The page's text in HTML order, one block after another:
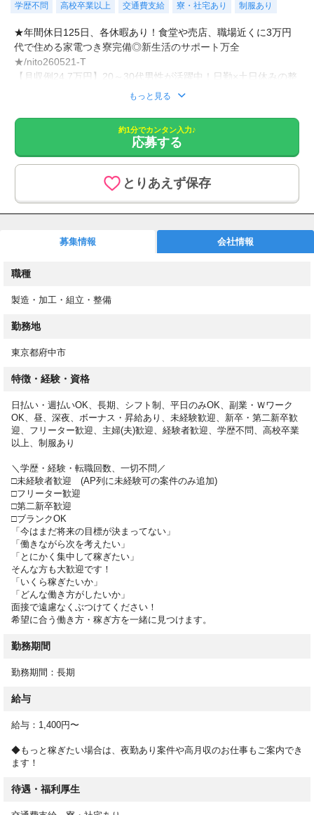
学歴不問
高校卒業以上 交通費支給 寮・社宅あり 制服あり
★年間休日125日、各休暇あり！食堂や売店、職場近くに3万円
代で住める家電つき寮完備◎新生活のサポート万全
★/nito260521-T
【月収例24.7万円】20～30代男性が活躍中！日勤×土日休みの整
った生活リズム★自分時間も充実しやすい環境♪＜産業機器製造
╭━━━━━━━━━━━━━━╮
こんな事考えた事ありませんか？
╰━━━━━ｖ━━━━━━━━╯
□ とにかく効率よく稼ぎたい
□ 毎日の生活費や家賃を抑えたい
□ バイトを辞めて、収入をUPしたい
□ 夢とか将来は、まだ探してる途中！
んだ…そんな時に、家具・家電付き社員寮アリって広告見て、速
攻申し込みました(笑) 以前より家賃が低いから貯金もできるし、
< ノルマなし！超シンプルWORK >
研修でイチから教えるので
未経験でも全く問題ありません。
複雑な人間関係やノルマはナシ。
ーーーーーーーーーーーーーーーーーーーーーーーーーーーー
★★★産業機器製造、組立補助及び付随する業務★★★
公共施設や工場などで使用される高圧盤の製造業務を担当してい
ただきます！
〈主なお仕事〉
部品の組付けや配線の接続、工具を使用した組立作業など
作業は手順に沿って進めていくため、「高圧盤」と聞くと専門的
なイメージがありますが、
実際には一つひとつの工程を覚えていけば対応できる内容です。
使用するのは、ドライバーやスパナなどの身近な工具が中心。
メインとなります。
インフラを支える設備づくりに携わるやりがいがあり、製造経験
が浅い方や未経験の方でも、
ーーーーーーーーーーーーーーーーーーーーーーーーーーーー
まずは目の前の作業でしっかり稼ぐ。
もっと見る
とりあえず保存
約1分でカンタン入力♪
応募する
募集情報 会社情報
職種
製造・加工・組立・整備
勤務地
東京都府中市
特徴・経験・資格
日払い・週払いOK、長期、シフト制、平日のみOK、副業・Ｗワーク
OK、昼、深夜、ボーナス・昇給あり、未経験歓迎、新卒・第二新卒歓
迎、フリーター歓迎、主婦(夫)歓迎、経験者歓迎、学歴不問、高校卒業
以上、制服あり
＼学歴・経験・転職回数、一切不問／
□未経験者歓迎 (AP列に未経験可の案件のみ追加)
□フリーター歓迎
□第二新卒歓迎
□ブランクOK
「今はまだ将来の目標が決まってない」
「働きながら次を考えたい」
「とにかく集中して稼ぎたい」
そんな方も大歓迎です！
「いくら稼ぎたいか」
「どんな働き方がしたいか」
面接で遠慮なくぶつけてください！
希望に合う働き方・稼ぎ方を一緒に見つけます。
勤務期間
勤務期間：長期
給与
給与：1,400円〜
◆もっと稼ぎたい場合は、夜勤あり案件や高月収のお仕事もご案内でき
ます！
待遇・福利厚生